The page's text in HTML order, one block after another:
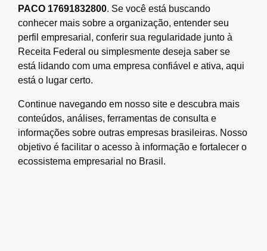
PACO 17691832800. Se você está buscando
conhecer mais sobre a organização, entender seu
perfil empresarial, conferir sua regularidade junto à
Receita Federal ou simplesmente deseja saber se
está lidando com uma empresa confiável e ativa, aqui
está o lugar certo.
Continue navegando em nosso site e descubra mais
conteúdos, análises, ferramentas de consulta e
informações sobre outras empresas brasileiras. Nosso
objetivo é facilitar o acesso à informação e fortalecer o
ecossistema empresarial no Brasil.